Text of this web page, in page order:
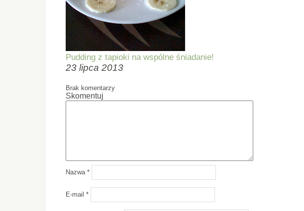
Pudding z tapioki na wspólne śniadanie!
23 lipca 2013
Brak komentarzy
Skomentuj
Nazwa *
E-mail *